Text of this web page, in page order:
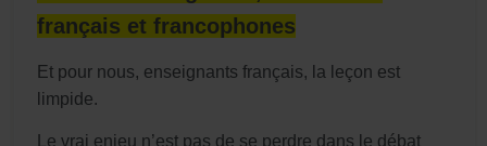
français et francophones
Et pour nous, enseignants français, la leçon est
limpide.
Le vrai enjeu n’est pas de se perdre dans le débat